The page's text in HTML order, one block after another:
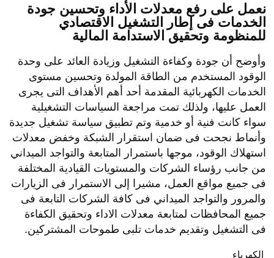
نعمل على رفع معدلات الأداء وتحسين جودة
الخدمات فى إطار التشغيل الاقتصادي
للمنظومة وتحقيق الاستدامة المالية
وأوضح أن جودة وكفاءة التشغيل وزيادة العائد على وحدة
الوقود المستخدم من الطاقة المولدة وتحسين مستوى
الخدمات الكهربائية المقدمة أحد أهم الأهداف التى يجرى
العمل عليها، ولذلك تمت مراجعة السياسات التشغيلية
سواء كانت فنية أو خدمية وتم تطبيق سياسة تشغيل جديدة
وأنماط نجحت فى ضمان استقرار الشبكة وخفض معدلات
استهلاك الوقود، موجها باستمرار المتابعة والتواجد الميداني
من جانب رؤساء الشركات والمستويات القيادية المختلفة
فى جميع مواقع العمل، مشيرا إلى الاستمرار فى الزيارات
والمرور والتواجد الميداني فى كافة الشركات التابعة فى
جميع المحافظات لمتابعة معدلات الاداء وتحقيق الكفاءة
فى التشغيل وتقديم خدمات تلبى طموحات المشتركين.